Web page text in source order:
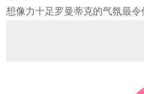
想像力十足罗曼蒂克的气氛最令